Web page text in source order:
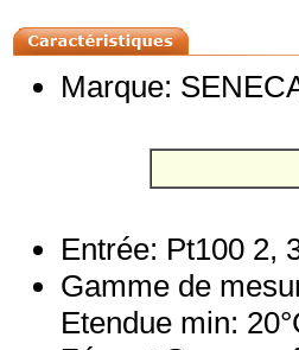
Marque:
Entrée: Pt100 2,
Gamme de
Etendue min: